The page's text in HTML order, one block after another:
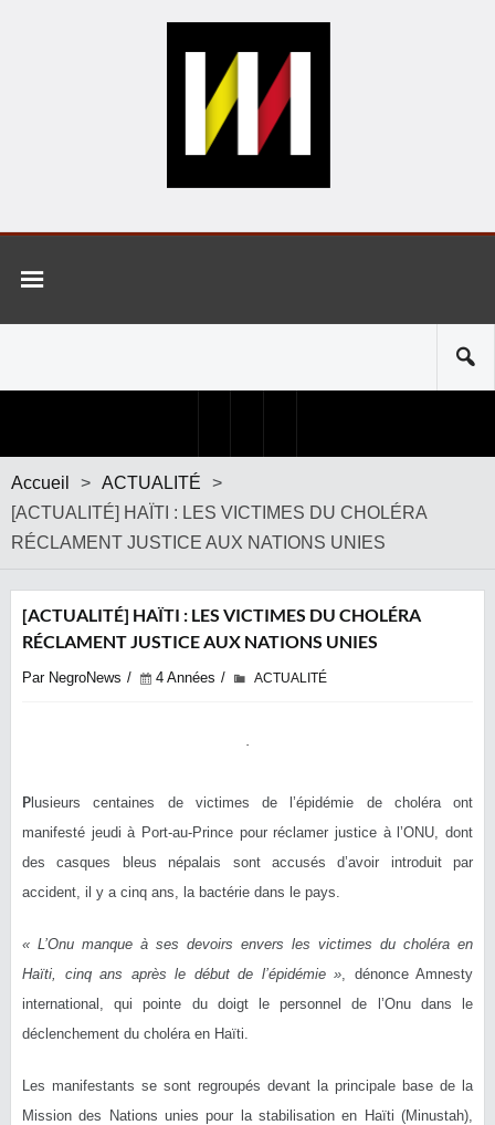
Accueil > ACTUALITÉ
>
[ACTUALITÉ] HAÏTI : LES VICTIMES DU CHOLÉRA
RÉCLAMENT JUSTICE AUX NATIONS UNIES
[ACTUALITÉ] HAÏTI : LES VICTIMES DU CHOLÉRA
RÉCLAMENT JUSTICE AUX NATIONS UNIES
Par NegroNews 4 Années ACTUALITÉ
P lusieurs centaines de victimes de l’épidémie de choléra ont
manifesté jeudi à Port-au-Prince pour réclamer justice à l’ONU, dont
des casques bleus népalais sont accusés d’avoir introduit par
accident, il y a cinq ans, la bactérie dans le pays.
« L’Onu manque à ses devoirs envers les victimes du choléra en
Haïti, cinq ans après le début de l’épidémie », dénonce Amnesty
international, qui pointe du doigt le personnel de l’Onu dans le
déclenchement du choléra en Haïti.
Les manifestants se sont regroupés devant la principale base de la
Mission des Nations unies pour la stabilisation en Haïti (Minustah),